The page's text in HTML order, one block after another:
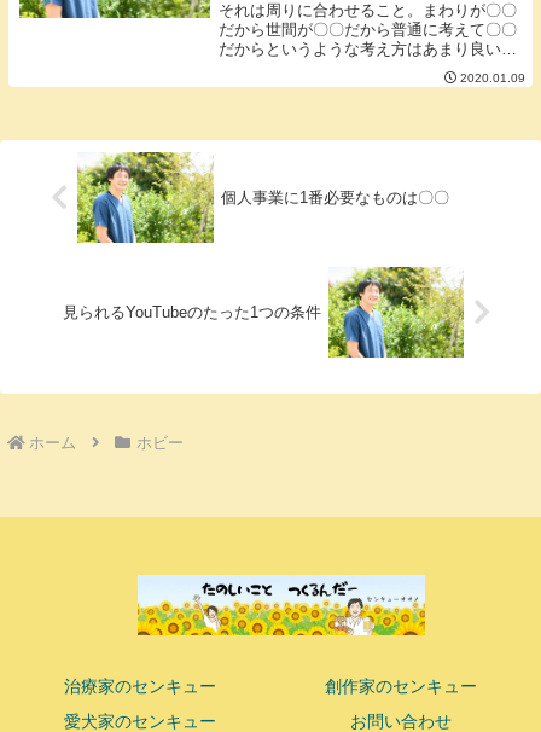
それは周りに合わせること。まわりが〇〇
だから世間が〇〇だから普通に考えて〇〇
だからというような考え方はあまり良い結
果を産まないことが多いです。自分独自の
自分のスタイルを貫いたほうが自分の考え
2020.01.09
個人事業に1番必要なものは〇〇
見られるYouTubeのたった1つの条件
ホーム ホビー
治療家のセンキュー
創作家のセンキュー
愛犬家のセンキュー
お問い合わせ